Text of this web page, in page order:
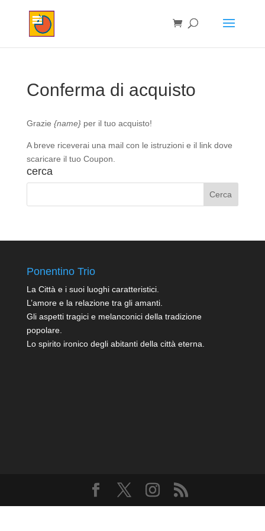
Conferma di acquisto
Grazie {name}per il tuo acquisto!
A breve riceverai una mail con le istruzioni e il link dove
scaricare il tuo Coupon.
cerca
Ponentino Trio
La Città e i suoi luoghi caratteristici.
L’amore e la relazione tra gli amanti.
Gli aspetti tragici e melanconici della tradizione
popolare.
Lo spirito ironico degli abitanti della città eterna.